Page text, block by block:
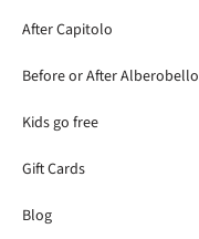
After Capitolo
Before or After Alberobello
Kids go free
Gift Cards
Blog